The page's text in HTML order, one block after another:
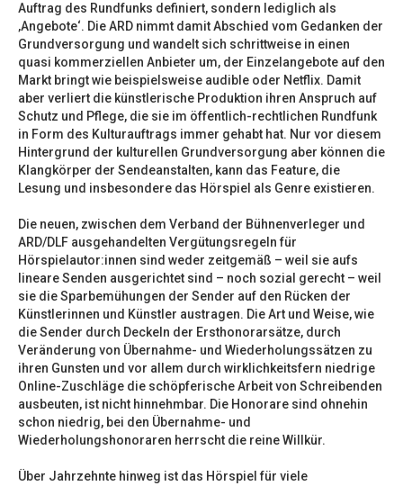
Auftrag des Rundfunks definiert, sondern lediglich als
‚Angebote‘. Die ARD nimmt damit Abschied vom Gedanken der
Grundversorgung und wandelt sich schrittweise in einen
quasi kommerziellen Anbieter um, der Einzelangebote auf den
Markt bringt wie beispielsweise audible oder Netflix. Damit
aber verliert die künstlerische Produktion ihren Anspruch auf
Schutz und Pflege, die sie im öffentlich-rechtlichen Rundfunk
in Form des Kulturauftrags immer gehabt hat. Nur vor diesem
Hintergrund der kulturellen Grundversorgung aber können die
Klangkörper der Sendeanstalten, kann das Feature, die
Lesung und insbesondere das Hörspiel als Genre existieren.
Die neuen, zwischen dem Verband der Bühnenverleger und
ARD/DLF ausgehandelten Vergütungsregeln für
Hörspielautor:innen sind weder zeitgemäß – weil sie aufs
lineare Senden ausgerichtet sind – noch sozial gerecht – weil
sie die Sparbemühungen der Sender auf den Rücken der
Künstlerinnen und Künstler austragen. Die Art und Weise, wie
die Sender durch Deckeln der Ersthonorarsätze, durch
Veränderung von Übernahme- und Wiederholungssätzen zu
ihren Gunsten und vor allem durch wirklichkeitsfern niedrige
Online-Zuschläge die schöpferische Arbeit von Schreibenden
ausbeuten, ist nicht hinnehmbar. Die Honorare sind ohnehin
schon niedrig, bei den Übernahme- und
Wiederholungshonoraren herrscht die reine Willkür.
Über Jahrzehnte hinweg ist das Hörspiel für viele